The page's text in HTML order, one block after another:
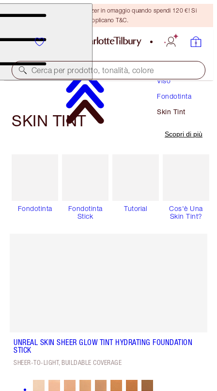
Ricevi un pennello per bronzer in omaggio quando spendi 120 €! Si
applicano T&C.
Cerca per prodotto, tonalità, colore
Viso
Fondotinta
Skin Tint
SKIN TINT
Scopri di più
Fondotinta
Fondotinta
Stick
Tutorial
Cos'è Una
Skin Tint?
UNREAL SKIN SHEER GLOW TINT HYDRATING FOUNDATION
STICK
SHEER-TO-LIGHT, BUILDABLE COVERAGE